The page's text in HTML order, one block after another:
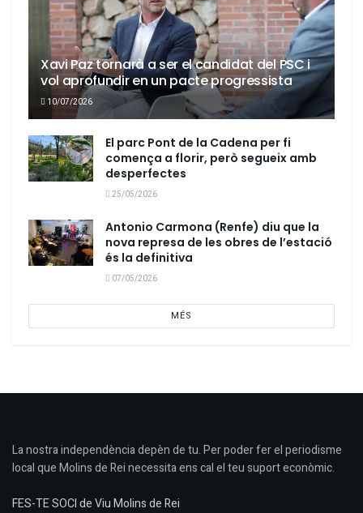
Xavi Paz tornarà a ser el candidat del PSC i
vol aprofundir en un pacte progressista
10/07/2026
El parc Pont de la Cadena per fi
comença a florir, però segueix amb
desperfectes
25/05/2026
Antonio Carmona (Renfe) diu que la
nova represa de les obres de l’estació
és la definitiva
07/05/2026
MÉS
La nostra independència depèn de tu. Per poder fer el periodisme
local que Molins de Rei necessita ens cal el teu suport econòmic.
FES-TE SOCI de Viu Molins de Rei